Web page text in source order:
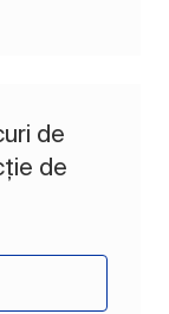
de
de